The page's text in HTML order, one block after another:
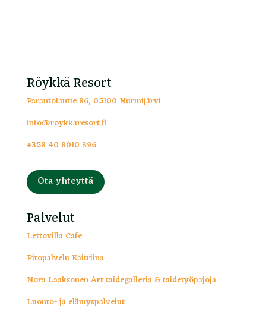
Röykkä Resort
Parantolantie 86, 05100 Nurmijärvi
info@roykkaresort.fi
+358 40 8010 396
Ota yhteyttä
Palvelut
Lettovilla Cafe
Pitopalvelu Kaitriina
Nora Laaksonen Art taide­galleria & taide­työ­pajoja
Luonto- ja elämyspalvelut